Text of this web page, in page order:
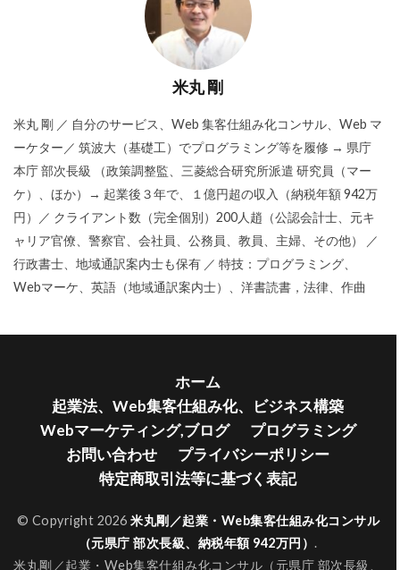
米丸 剛
米丸 剛 ／ 自分のサービス、Web 集客仕組み化コンサル、Web マ
ーケター／ 筑波大（基礎工）でプログラミング等を履修 → 県庁
本庁 部次長級 （政策調整監、三菱総合研究所派遣 研究員（マー
ケ）、ほか）→ 起業後３年で、１億円超の収入（納税年額 942万
円）／ クライアント数（完全個別）200人趙（公認会計士、元キ
ャリア官僚、警察官、会社員、公務員、教員、主婦、その他） ／
行政書士、地域通訳案内士も保有 ／ 特技：プログラミング、
Webマーケ、英語（地域通訳案内士）、洋書読書，法律、作曲
ホーム
起業法、Web集客仕組み化、ビジネス構築
Webマーケティング,ブログ
プログラミング
お問い合わせ
プライバシーポリシー
特定商取引法等に基づく表記
© Copyright 2026 米丸剛／起業・Web集客仕組み化コンサル
（元県庁 部次長級、納税年額 942万円）.
米丸剛／起業・Web集客仕組み化コンサル（元県庁 部次長級、